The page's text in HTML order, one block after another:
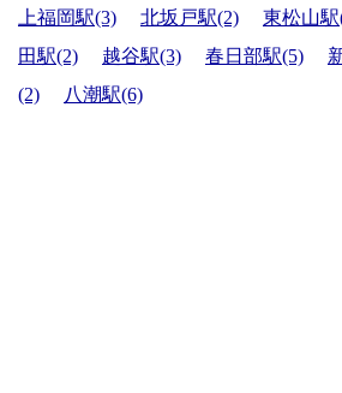
上福岡駅(3)
北坂戸駅(2) 東松山駅
田駅(2)
越谷駅(3) 春日部駅(5)
(2)
八潮駅(6)